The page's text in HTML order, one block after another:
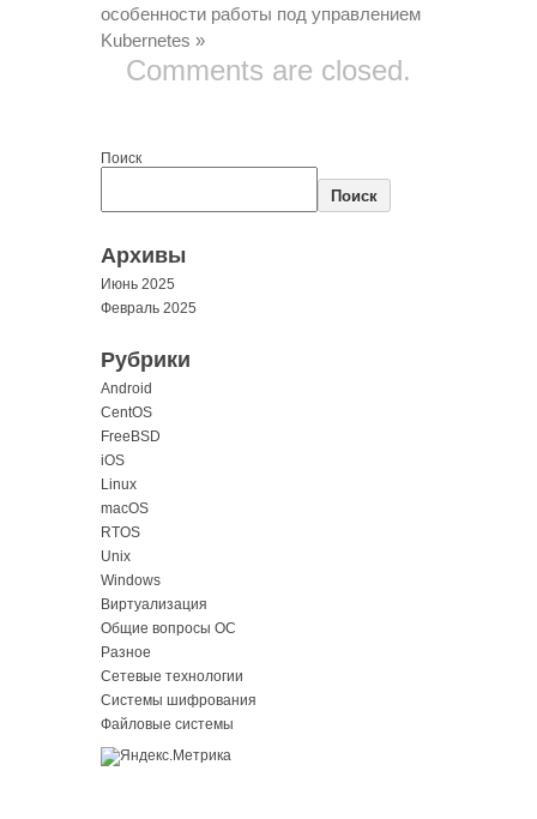
особенности работы под управлением
Kubernetes »
Comments are closed.
Поиск
Поиск
Архивы
Июнь 2025
Февраль 2025
Рубрики
Android
CentOS
FreeBSD
iOS
Linux
macOS
RTOS
Unix
Windows
Виртуализация
Общие вопросы ОС
Разное
Сетевые технологии
Системы шифрования
Файловые системы